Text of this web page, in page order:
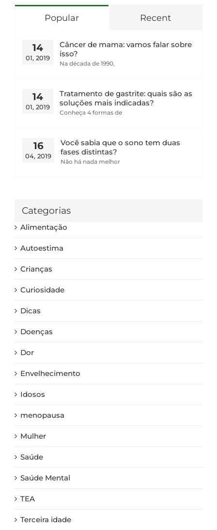
Popular Recent
14
01, 2019
Câncer de mama: vamos falar sobre
isso?
Na década de 1990,
14
01, 2019
Tratamento de gastrite: quais são as
soluções mais indicadas?
Conheça 4 formas de
16
04, 2019
Você sabia que o sono tem duas
fases distintas?
Não há nada melhor
Categorias
Alimentação
Autoestima
Crianças
Curiosidade
Dicas
Doenças
Dor
Envelhecimento
Idosos
menopausa
Mulher
Saúde
Saúde Mental
TEA
Terceira idade